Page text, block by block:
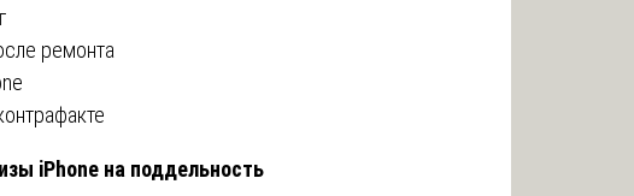
ремонта
iPhone на поддельность